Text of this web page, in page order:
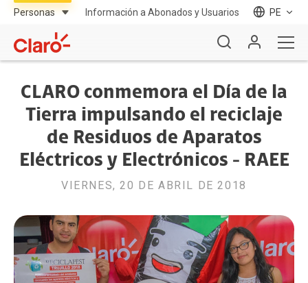
Información a Abonados y Usuarios PE
CLARO conmemora el Día de la
Tierra impulsando el reciclaje
de Residuos de Aparatos
Eléctricos y Electrónicos - RAEE
VIERNES, 20 DE ABRIL DE 2018